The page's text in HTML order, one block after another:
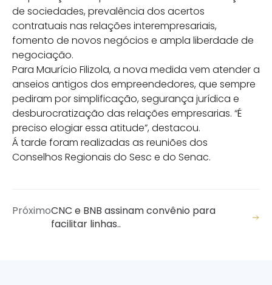
de sociedades, prevalência dos acertos
contratuais nas relações interempresariais,
fomento de novos negócios e ampla liberdade de
negociação.
Para Maurício Filizola, a nova medida vem atender a
anseios antigos dos empreendedores, que sempre
pediram por simplificação, segurança jurídica e
desburocratização das relações empresarias. “É
preciso elogiar essa atitude”, destacou.
Á tarde foram realizadas as reuniões dos
Conselhos Regionais do Sesc e do Senac.
PróximoCNC e BNB assinam convênio para
facilitar linhas..